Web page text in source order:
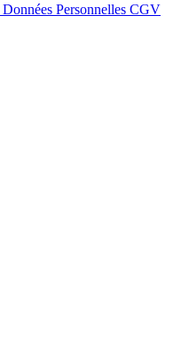
Données Personnelles CGV